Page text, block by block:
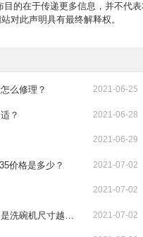
的在于传递更多信息，并不代
对此声明具有最终解释权。
么修理？ 2021-06-25
？ 2021-06-28
2021-06-29
价格是多少？ 2021-07-02
2021-07-02
尺寸越大就越贵？ 2021-07-02